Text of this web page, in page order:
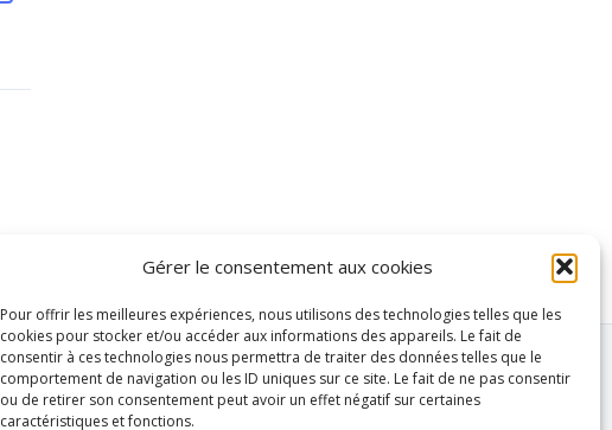
Gérer le consentement aux cookies
Pour offrir les meilleures expériences, nous utilisons des technologies telles que les
cookies pour stocker et/ou accéder aux informations des appareils. Le fait de
consentir à ces technologies nous permettra de traiter des données telles que le
comportement de navigation ou les ID uniques sur ce site. Le fait de ne pas consentir
ou de retirer son consentement peut avoir un effet négatif sur certaines
caractéristiques et fonctions.